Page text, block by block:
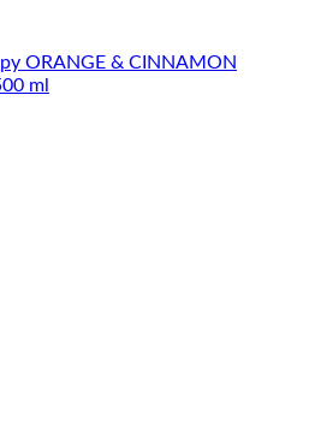
ORANGE & CINNAMON
ml